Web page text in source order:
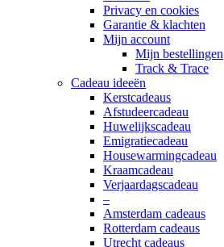
Privacy en cookies
Garantie & klachten
Mijn account
Mijn bestellingen
Track & Trace
Cadeau ideeën
Kerstcadeaus
Afstudeercadeau
Huwelijkscadeau
Emigratiecadeau
Housewarmingcadeau
Kraamcadeau
Verjaardagscadeau
–
Amsterdam cadeaus
Rotterdam cadeaus
Utrecht cadeaus